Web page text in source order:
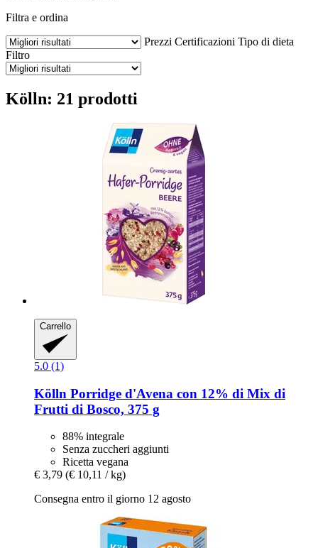
Filtra e ordina
Prezzi Certificazioni Tipo di dieta
Filtro
Kölln: 21 prodotti
Carrello
5.0 (1)
Kölln Porridge d'Avena con 12% di Mix di
Frutti di Bosco, 375 g
88% integrale
Senza zuccheri aggiunti
Ricetta vegana
€ 3,79 (€ 10,11 / kg)
Consegna entro il giorno 12 agosto